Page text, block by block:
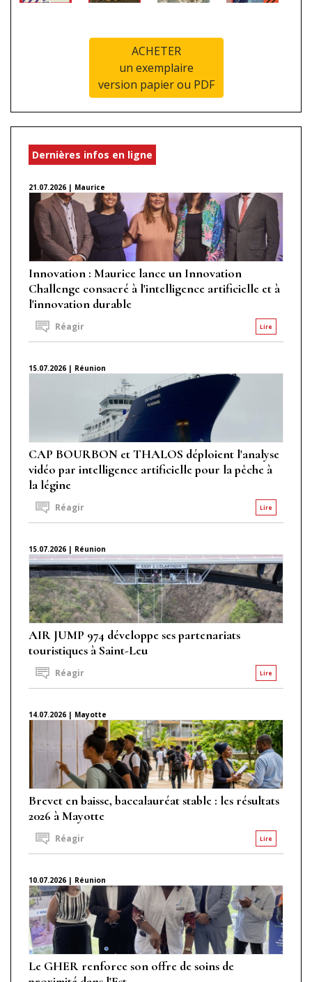
ACHETER
un exemplaire
version papier ou PDF
Dernières infos en ligne
21.07.2026 | Maurice
Innovation : Maurice lance un Innovation
Challenge consacré à l'intelligence artificielle et à
l'innovation durable
Lire
Réagir
15.07.2026 | Réunion
CAP BOURBON et THALOS déploient l'analyse
vidéo par intelligence artificielle pour la pêche à
la légine
Lire
Réagir
15.07.2026 | Réunion
AIR JUMP 974 développe ses partenariats
touristiques à Saint-Leu
Lire
Réagir
14.07.2026 | Mayotte
Brevet en baisse, baccalauréat stable : les résultats
2026 à Mayotte
Lire
Réagir
10.07.2026 | Réunion
Le GHER renforce son offre de soins de